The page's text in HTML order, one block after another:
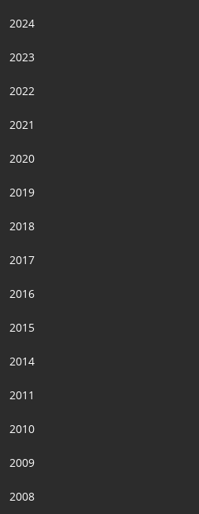
2024
2023
2022
2021
2020
2019
2018
2017
2016
2015
2014
2011
2010
2009
2008